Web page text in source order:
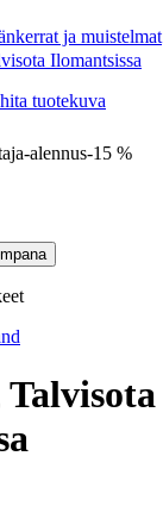
ja muistelmat
Ilomantsissa
tuotekuva
alennus-15 %